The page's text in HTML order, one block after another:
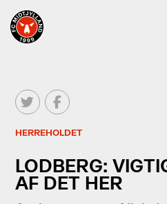
HERREHOLDET
LODBERG:
AF DET HER